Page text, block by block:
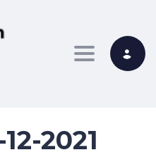
Toggle
2021